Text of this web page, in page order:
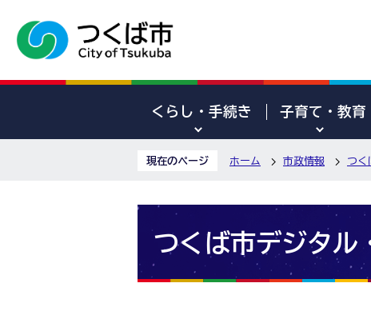
くらし・手続き 子育て・教育
現在のページ ホーム 市政情報 つく
つくば市デジタル